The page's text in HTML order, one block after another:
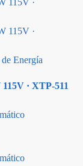
Energía
· XTP-511